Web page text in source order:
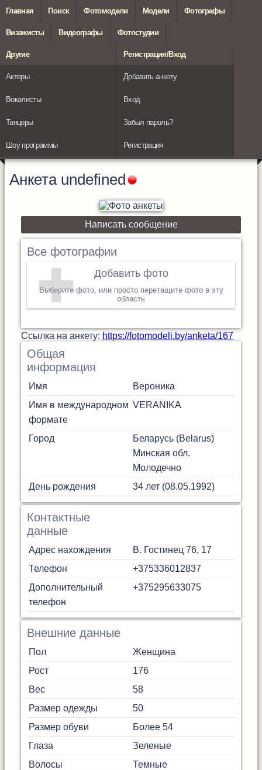
Главная Поиск Фотомодели Модели Фотографы
Визажисты Видеографы Фотостудии
Другие
Актеры
Вокалисты
Танцоры
Шоу программы
Регистрация/Вход
Добавить анкету
Вход
Забыл пароль?
Регистрация
Анкета undefined
Написать сообщение
Все фотографии
Добавить фото
Выберите фото, или просто перетащите фото в эту
область
Cсылка на анкету: https://fotomodeli.by/anketa/167
Общая
информация
Имя
Вероника
Имя в международном
формате
VERANIKA
Город
Беларусь (Belarus)
Минская обл.
Молодечно
День рождения
34 лет (08.05.1992)
Контактные
данные
Адрес нахождения
В. Гостинец 76, 17
Телефон
+375336012837
Дополнительный
телефон
+375295633075
Внешние данные
Пол
Женщина
Рост
176
Вес
58
Размер одежды
50
Размер обуви
Более 54
Глаза
Зеленые
Волосы
Темные